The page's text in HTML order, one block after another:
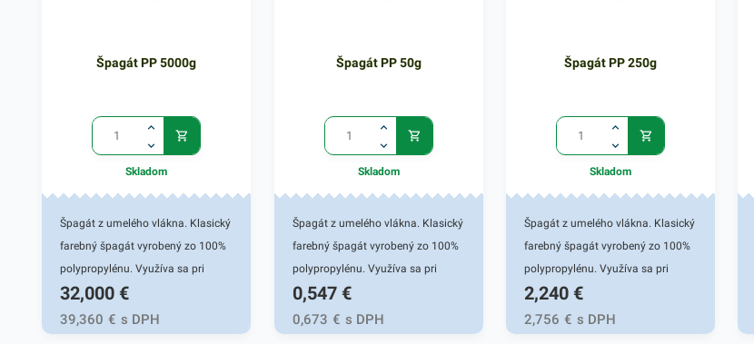
Špagát PP 5000g
Skladom
Špagát z umelého vlákna. Klasický
farebný špagát vyrobený zo 100%
polypropylénu. Využíva sa pri
uskladňovaní, pri balíkovej
preprave, pri archivácii, v
kanceláriách aj
32,000 €
39,360 € s DPH
Špagát PP 50g
Skladom
Špagát z umelého vlákna. Klasický
farebný špagát vyrobený zo 100%
polypropylénu. Využíva sa pri
uskladňovaní, pri balíkovej
preprave, pri archivácii, v
kanceláriách aj
0,547 €
0,673 € s DPH
Špagát PP 250g
Skladom
Špagát z umelého vlákna. Klasický
farebný špagát vyrobený zo 100%
polypropylénu. Využíva sa pri
uskladňovaní, pri balíkovej
preprave, pri archivácii, v
kanceláriách aj
2,240 €
2,756 € s DPH